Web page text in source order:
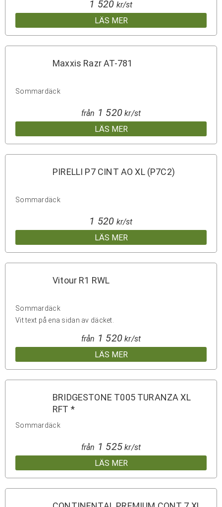
LÄS MER
1 520 kr/st
Maxxis Razr AT-781
Sommardäck
LÄS MER
från 1 520kr/st
PIRELLI P7 CINT AO XL (P7C2)
Sommardäck
LÄS MER
1 520 kr/st
Vitour R1 RWL
Sommardäck
Vit text på ena sidan av däcket.
LÄS MER
från 1 520kr/st
BRIDGESTONE T005 TURANZA XL
RFT *
Sommardäck
LÄS MER
från 1 525kr/st